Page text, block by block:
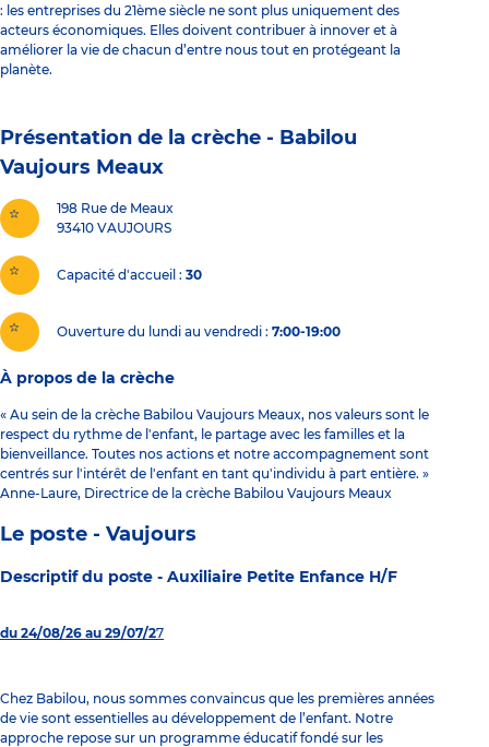
: les entreprises du 21ème siècle ne sont plus uniquement des
acteurs économiques. Elles doivent contribuer à innover et à
améliorer la vie de chacun d’entre nous tout en protégeant la
planète.
Présentation de la crèche - Babilou
Vaujours Meaux
198 Rue de Meaux
93410 VAUJOURS
Capacité d'accueil 30
Ouverture du lundi au vendredi : 7:00-19:00
À propos de la crèche
« Au sein de la crèche Babilou Vaujours Meaux, nos valeurs sont le
respect du rythme de l'enfant, le partage avec les familles et la
bienveillance. Toutes nos actions et notre accompagnement sont
centrés sur l'intérêt de l'enfant en tant qu'individu à part entière. »
Anne-Laure, Directrice de la crèche Babilou Vaujours Meaux
Le poste - Vaujours
Descriptif du poste - Auxiliaire Petite Enfance H/F
du 24/08/26 au 29/07/27
Chez Babilou, nous sommes convaincus que les premières années
de vie sont essentielles au développement de l’enfant. Notre
approche repose sur un programme éducatif fondé sur les